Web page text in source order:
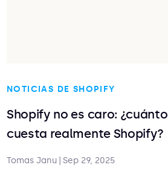
NOTICIAS DE SHOPIFY
Shopify no es caro: ¿cuánto
cuesta realmente Shopify?
Tomas Janu Sep 29, 2025